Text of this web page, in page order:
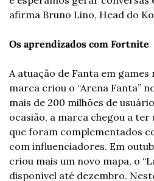
afirma Bruno Lino, Head do
Os aprendizados com Fortnite
A atuação de Fanta em games
marca criou o “Arena Fanta”
mais de 200 milhões de
ocasião, a marca chegou a ter
que foram complementados
com influenciadores. Em
criou mais um novo mapa, o
disponível até dezembro.